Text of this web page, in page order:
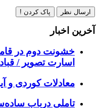
ارسال نظر پاک کردن !
آخرین اخبار
خشونت دوم در
اسارت تصویر /
معادلات کوردی و
تاملی درباب